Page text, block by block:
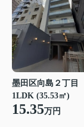
墨田区向島２丁目
1LDK (35.53㎡)
15.35万円